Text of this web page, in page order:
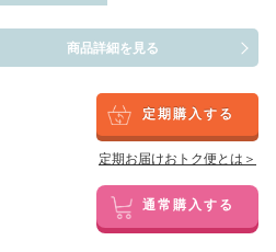
商品詳細を見る
定期購入する
定期お届けおトク便とは＞
通常購入する